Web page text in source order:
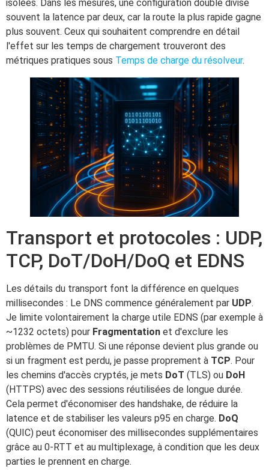
isolées. Dans les mesures, une configuration double divise
souvent la latence par deux, car la route la plus rapide gagne
plus souvent. Ceux qui souhaitent comprendre en détail
l'effet sur les temps de chargement trouveront des
métriques pratiques sous Temps de charge du résolveur.
Transport et protocoles : UDP,
TCP, DoT/DoH/DoQ et EDNS
Les détails du transport font la différence en quelques
millisecondes : Le DNS commence généralement par UDP.
Je limite volontairement la charge utile EDNS (par exemple à
~1232 octets) pour Fragmentation et d'exclure les
problèmes de PMTU. Si une réponse devient plus grande ou
si un fragment est perdu, je passe proprement à TCP. Pour
les chemins d'accès cryptés, je mets DoT (TLS) ou DoH
(HTTPS) avec des sessions réutilisées de longue durée.
Cela permet d'économiser des handshake, de réduire la
latence et de stabiliser les valeurs p95 en charge. DoQ
(QUIC) peut économiser des millisecondes supplémentaires
grâce au 0-RTT et au multiplexage, à condition que les deux
parties le prennent en charge.